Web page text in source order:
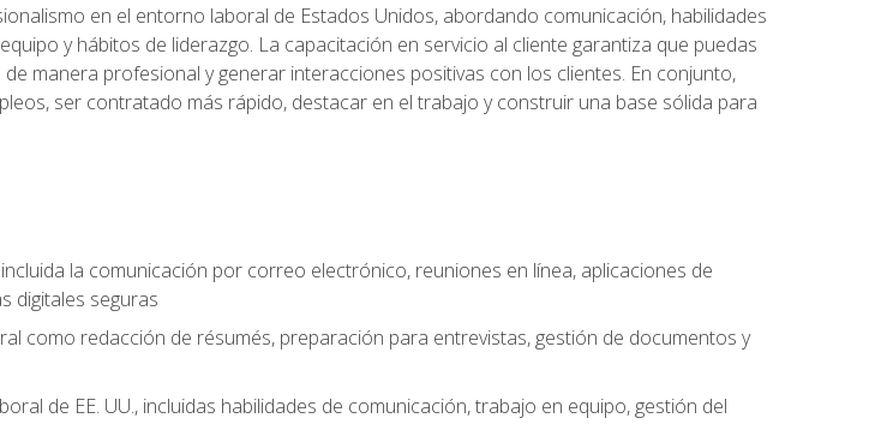
en el entorno laboral de Estados Unidos, abordando comunicación, habilidades
y hábitos de liderazgo. La capacitación en servicio al cliente garantiza que puedas
manera profesional y generar interacciones positivas con los clientes. En conjunto,
ser contratado más rápido, destacar en el trabajo y construir una base sólida para
la comunicación por correo electrónico, reuniones en línea, aplicaciones de
digitales seguras
como redacción de résumés, preparación para entrevistas, gestión de documentos y
de EE. UU., incluidas habilidades de comunicación, trabajo en equipo, gestión del